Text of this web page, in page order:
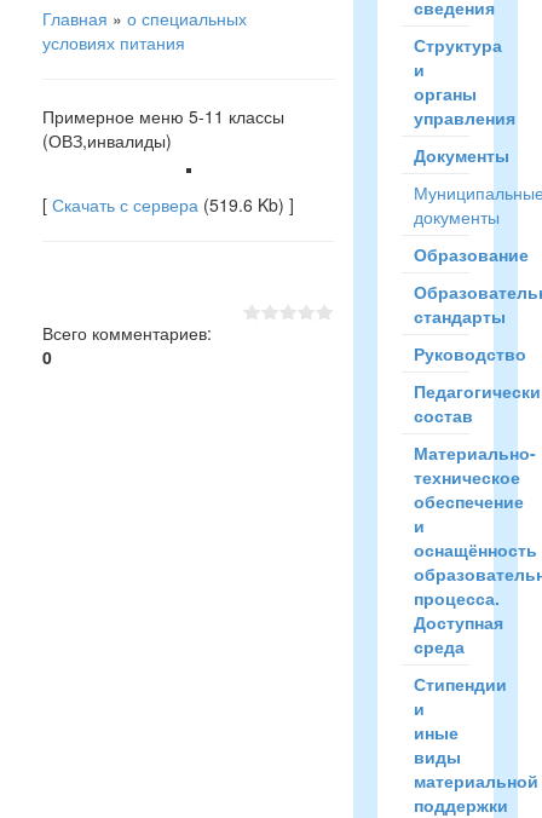
Главная » о специальных
условиях питания
Примерное меню 5-11 классы
(ОВЗ,инвалиды)
[ Скачать с сервера (519.6 Kb) ]
Всего комментариев:
0
сведения
Структура
и
органы
управления
Документы
документы
Образование
стандарты
Руководство
состав
Материально-
техническое
обеспечение
и
оснащённость
процесса.
Доступная
среда
Стипендии
и
иные
виды
материальной
поддержки